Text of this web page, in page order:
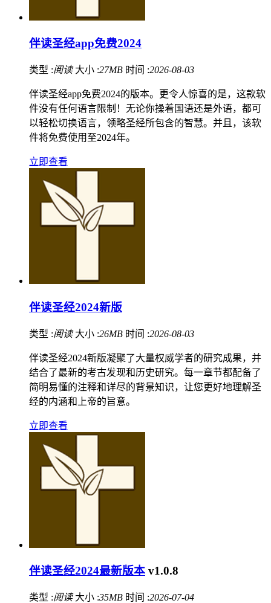
伴读圣经app免费2024
类型 :阅读 大小 :27MB 时间 :2026-08-03
伴读圣经app免费2024的版本。更令人惊喜的是，这款软
件没有任何语言限制！无论你操着国语还是外语，都可
以轻松切换语言，领略圣经所包含的智慧。并且，该软
件将免费使用至2024年。
立即查看
伴读圣经2024新版
类型 :阅读 大小 :26MB 时间 :2026-08-03
伴读圣经2024新版凝聚了大量权威学者的研究成果，并
结合了最新的考古发现和历史研究。每一章节都配备了
简明易懂的注释和详尽的背景知识，让您更好地理解圣
经的内涵和上帝的旨意。
立即查看
伴读圣经2024最新版本 v1.0.8
类型 :阅读 大小 :35MB 时间 :2026-07-04